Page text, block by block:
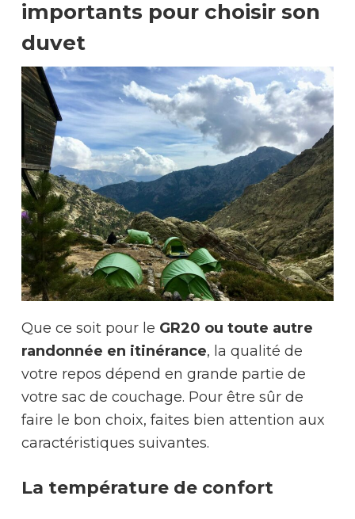
importants pour choisir son
duvet
Que ce soit pour le GR20 ou toute autre
randonnée en itinérance, la qualité de
votre repos dépend en grande partie de
votre sac de couchage. Pour être sûr de
faire le bon choix, faites bien attention aux
caractéristiques suivantes.
La température de confort